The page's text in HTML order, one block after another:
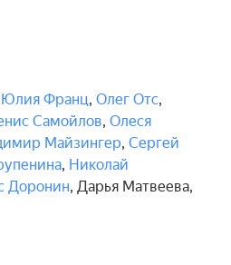
Юлия Франц, Олег Отс,
Самойлов, Олеся
Майзингер, Сергей
, Николай
Доронин, Дарья Матвеева,